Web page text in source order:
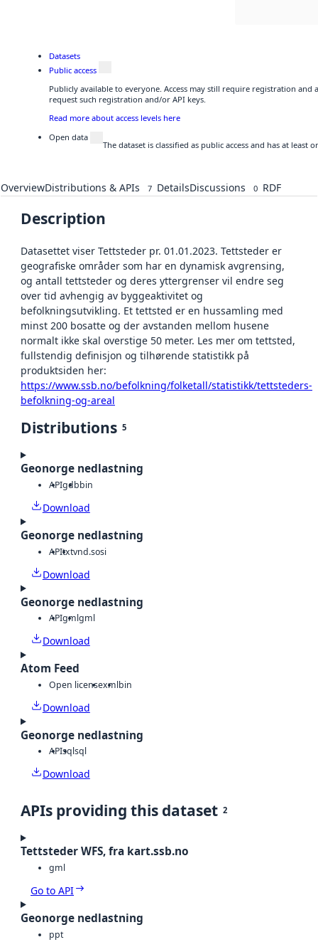
Datasets
Public access
Publicly available to everyone. Access may still require registration and
request such registration and/or API keys.
Read more about access levels here
Open data
The dataset is classified as public access and has at
OverviewDistributions & APIs 7 DetailsDiscussions 0 RDF
Description
Datasettet viser Tettsteder pr. 01.01.2023. Tettsteder er
geografiske områder som har en dynamisk avgrensing,
og antall tettsteder og deres yttergrenser vil endre seg
over tid avhengig av byggeaktivitet og
befolkningsutvikling. Et tettsted er en hussamling med
minst 200 bosatte og der avstanden mellom husene
normalt ikke skal overstige 50 meter. Les mer om tettsted,
fullstendig definisjon og tilhørende statistikk på
produktsiden her:
https://www.ssb.no/befolkning/folketall/statistikk/tettsteders-
befolkning-og-areal
Distributions 5
Geonorge nedlastning
APIgdbbin
Download
Geonorge nedlastning
APItxtvnd.sosi
Download
Geonorge nedlastning
APIgmlgml
Download
Atom Feed
Open licensexmlbin
Download
Geonorge nedlastning
APIsqlsql
Download
APIs providing this dataset 2
Tettsteder WFS, fra kart.ssb.no
gml
Go to API
Geonorge nedlastning
ppt